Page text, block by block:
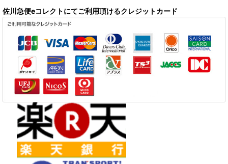
佐川急便eコレクトにてご利用頂けるクレジットカード